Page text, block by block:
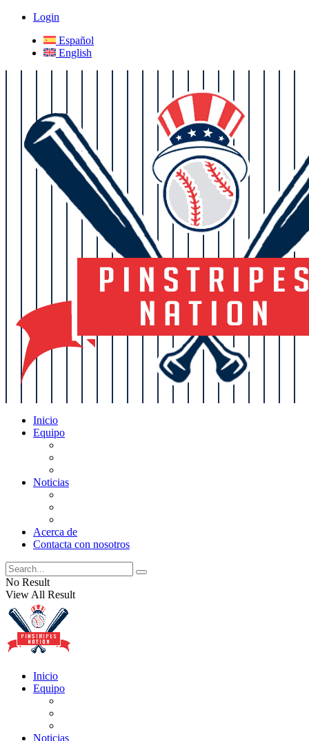
Login
Español
English
Inicio
Equipo
Noticias
Acerca de
Contacta con nosotros
No Result
View All Result
Inicio
Equipo
Noticias